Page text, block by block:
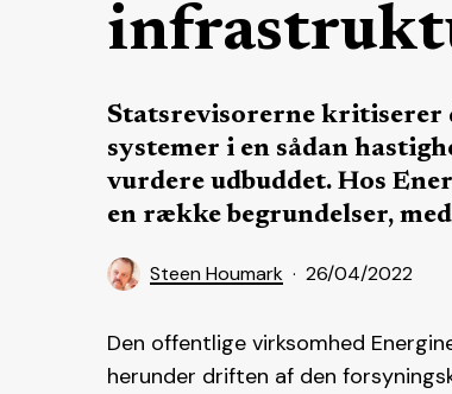
Statsrevisorerne kritiserer
systemer i en sådan
vurdere udbuddet. Hos
en række begrundelser,
Steen Houmark 26/04/2022
Den offentlige virksomhed
herunder driften af den